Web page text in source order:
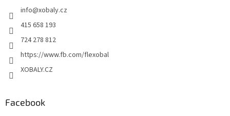
info@xobaly.cz
415 658 193
724 278 812
https://www.fb.com/flexobal
XOBALY.CZ
Facebook